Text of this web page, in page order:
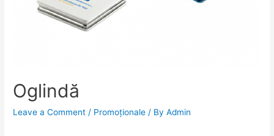
Oglindă
Leave a Comment / Promoționale / ByAdmin